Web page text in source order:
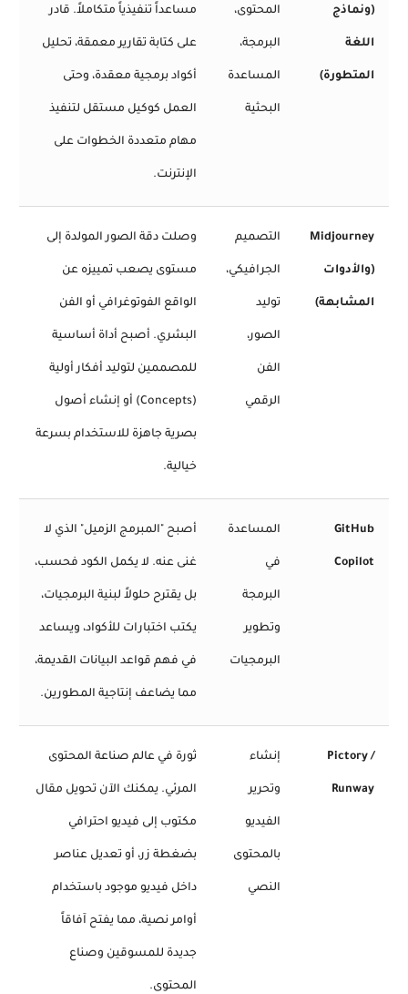
(ونماذج
اللغة
المتطورة)
المحتوى،
البرمجة،
المساعدة
البحثية
مساعداً تنفيذياً متكاملاً. قادر
على كتابة تقارير معمقة، تحليل
أكواد برمجية معقدة، وحتى
العمل كوكيل مستقل لتنفيذ
مهام متعددة الخطوات على
الإنترنت.
Midjourney
(والأدوات
المشابهة)
التصميم
الجرافيكي،
توليد
الصور،
الفن
الرقمي
وصلت دقة الصور المولدة إلى
مستوى يصعب تمييزه عن
الواقع الفوتوغرافي أو الفن
البشري. أصبح أداة أساسية
للمصممين لتوليد أفكار أولية
(Concepts) أو إنشاء أصول
بصرية جاهزة للاستخدام بسرعة
خيالية.
GitHub
Copilot
المساعدة
في
البرمجة
وتطوير
البرمجيات
أصبح "المبرمج الزميل" الذي لا
غنى عنه. لا يكمل الكود فحسب،
بل يقترح حلولاً لبنية البرمجيات،
يكتب اختبارات للأكواد، ويساعد
في فهم قواعد البيانات القديمة،
مما يضاعف إنتاجية المطورين.
Pictory /
Runway
إنشاء
وتحرير
الفيديو
بالمحتوى
النصي
ثورة في عالم صناعة المحتوى
المرئي. يمكنك الآن تحويل مقال
مكتوب إلى فيديو احترافي
بضغطة زر، أو تعديل عناصر
داخل فيديو موجود باستخدام
أوامر نصية، مما يفتح آفاقاً
جديدة للمسوقين وصناع
المحتوى.